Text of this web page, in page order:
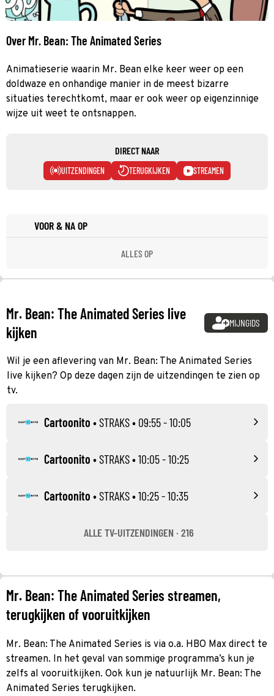
Over Mr. Bean: The Animated Series
Animatieserie waarin Mr. Bean elke keer weer op een
doldwaze en onhandige manier in de meest bizarre
situaties terechtkomt, maar er ook weer op eigenzinnige
wijze uit weet te ontsnappen.
DIRECT NAAR
UITZENDINGEN TERUGKIJKEN STREAMEN
VOOR & NA OP
ALLES OP
Mr. Bean: The Animated Series live
kijken
MIJNGIDS
Wil je een aflevering van Mr. Bean: The Animated Series
live kijken? Op deze dagen zijn de uitzendingen te zien op
tv.
Cartoonito •STRAKS• 09:55 - 10:05
Cartoonito •STRAKS• 10:05 - 10:25
Cartoonito •STRAKS• 10:25 - 10:35
ALLE TV-UITZENDINGEN · 216
Mr. Bean: The Animated Series streamen,
terugkijken of vooruitkijken
Mr. Bean: The Animated Series is via o.a. HBO Max direct te
streamen. In het geval van sommige programma’s kun je
zelfs al vooruitkijken. Ook kun je natuurlijk Mr. Bean: The
Animated Series terugkijken.